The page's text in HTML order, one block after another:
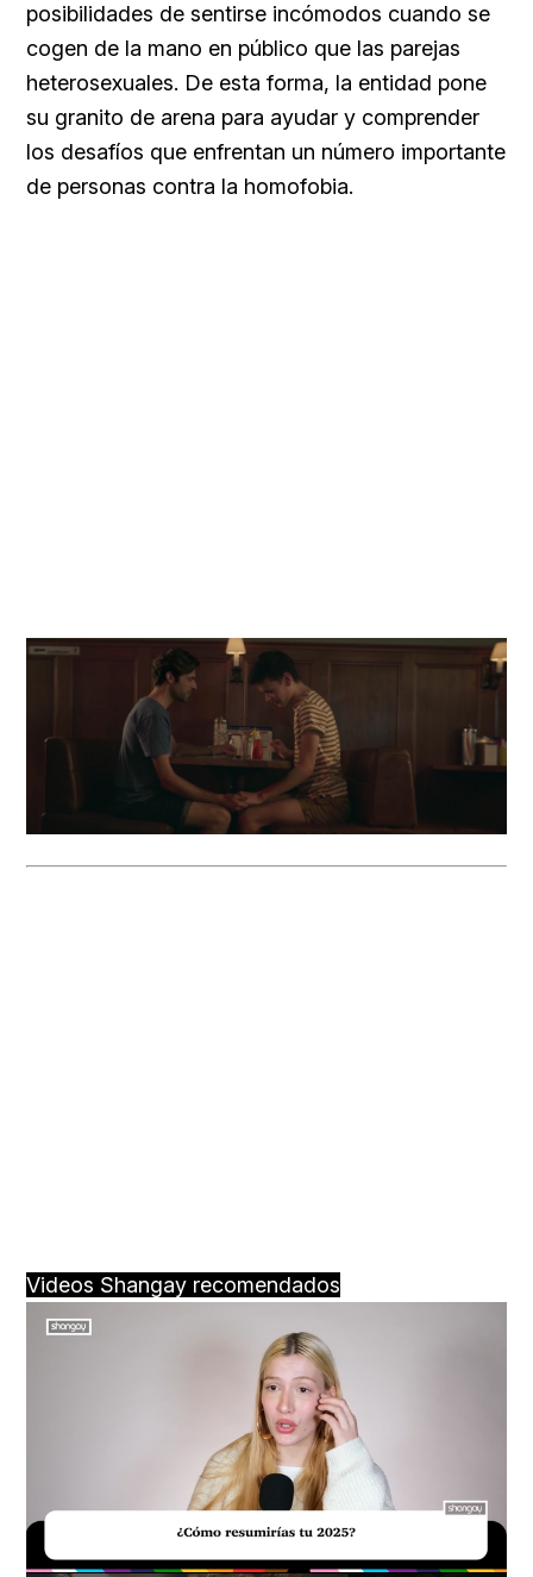
posibilidades de sentirse incómodos cuando se
cogen de la mano en público que las parejas
heterosexuales. De esta forma, la entidad pone
su granito de arena para ayudar y comprender
los desafíos que enfrentan un número importante
de personas contra la homofobia.
Videos Shangay recomendados
Unmute Loaded:
34.00%